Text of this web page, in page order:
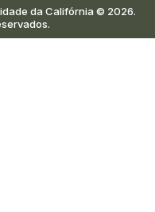
da Califórnia © 2026.